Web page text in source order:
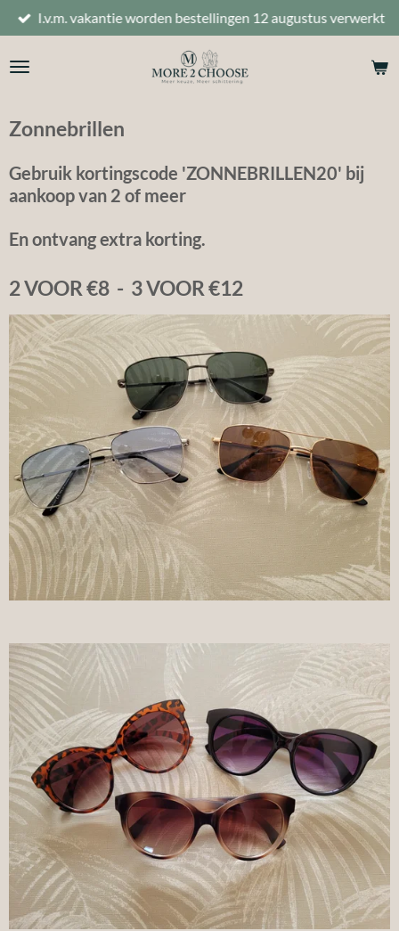
Ga
direct
naar
I.v.m. vakantie worden bestellingen 12 augustus verwerkt
Zonnebrillen
Gebruik kortingscode 'ZONNEBRILLEN20' bij
aankoop van 2 of meer
En ontvang extra korting.
2 VOOR €8 - 3 VOOR €12